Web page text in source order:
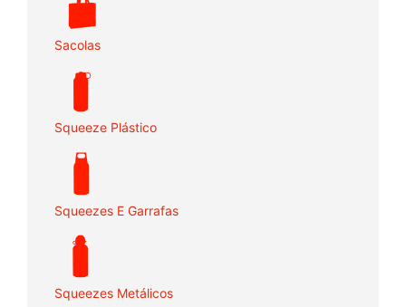
Sacolas
Squeeze Plástico
Squeezes E Garrafas
Squeezes Metálicos